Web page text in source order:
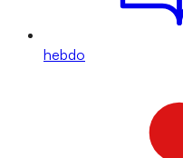
hebdo